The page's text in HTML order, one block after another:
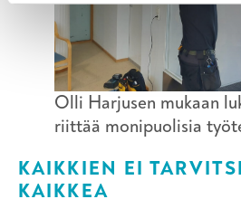
Olli Harjusen mukaan
riittää monipuolisia
KAIKKIEN EI
KAIKKEA